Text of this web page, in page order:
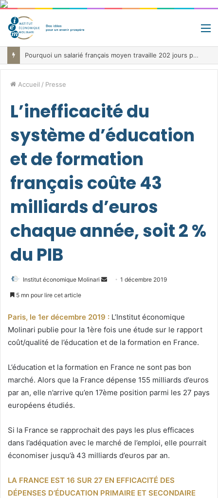
Pourquoi un salarié français moyen travaille 202 jours par an pour financer impôts et cotisations, un record dans toute l’Union européenne
Accueil / Presse
L’inefficacité du
système d’éducation
et de formation
français coûte 43
milliards d’euros
chaque année, soit 2 %
du PIB
Institut économique Molinari
Envoyer1 décembre 2019
5 mn pour lire cet article
Paris, le 1er décembre 2019 : L’Institut économique
Molinari publie pour la 1ère fois une étude sur le rapport
coût/qualité de l’éducation et de la formation en France.
L’éducation et la formation en France ne sont pas bon
marché. Alors que la France dépense 155 milliards d’euros
par an, elle n’arrive qu’en 17ème position parmi les 27 pays
européens étudiés.
Si la France se rapprochait des pays les plus efficaces
dans l’adéquation avec le marché de l’emploi, elle pourrait
économiser jusqu’à 43 milliards d’euros par an.
LA FRANCE EST 16 SUR 27 EN EFFICACITÉ DES
DÉPENSES D’ÉDUCATION PRIMAIRE ET SECONDAIRE